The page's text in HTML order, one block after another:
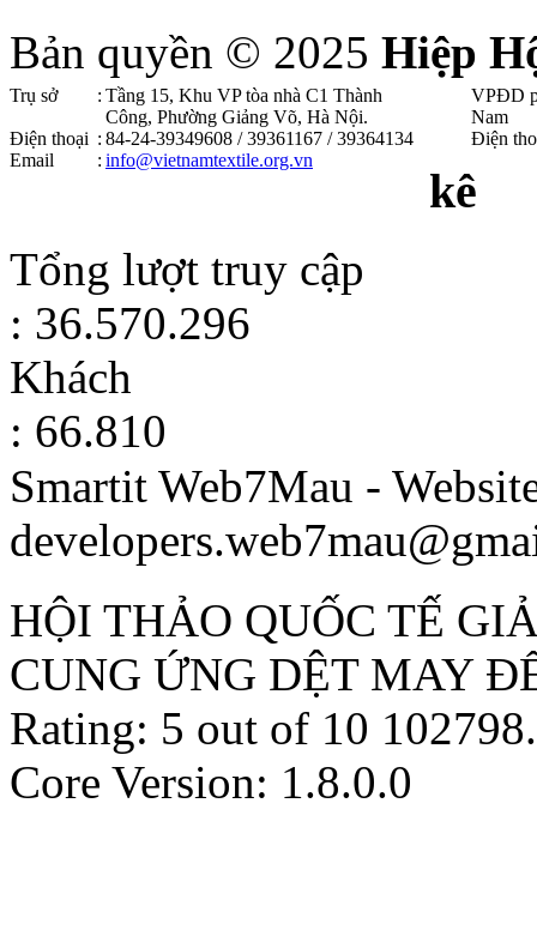
Bản quyền © 2025 Hiệp
Trụ sở : Tầng 15, Khu VP tòa nhà C1 Thành
Công, Phường Giảng Võ, Hà Nội .
Điện thoại : 84-24-39349608 / 39361167 / 39364134
Email
: info@vietnamtextile.org.vn
VPĐD
Nam
Điện
kê
Tổng lượt truy cập
: 36.570.296
Khách
: 66.810
Smartit Web7Mau -
HỘI THẢO QUỐC TẾ
CUNG ỨNG DỆT MAY
Rating: 5 out of 10 102798.
Core Version: 1.8.0.0